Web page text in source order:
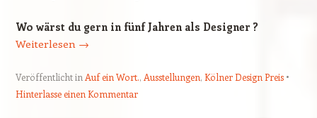
Wo wärst du gern in fünf Jahren als Designer ?
Weiterlesen →
Veröffentlicht in Auf ein Wort., Ausstellungen, Kölner Design Preis
Hinterlasse einen Kommentar